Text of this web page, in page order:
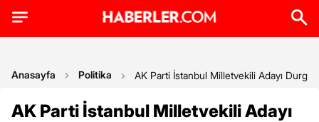
Anasayfa Politika AK Parti İstanbul Milletvekili Adayı
AK Parti İstanbul Milletvekili Adayı